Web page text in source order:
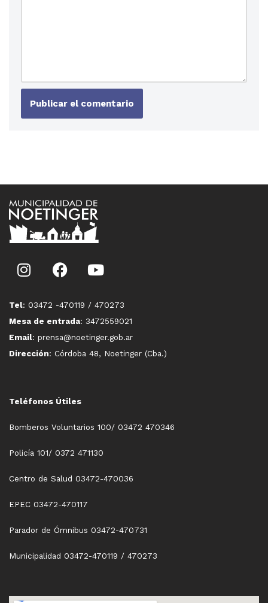
Tel: 03472 -470119 / 470273
Mesa de entrada: 3472559021
Email: prensa@noetinger.gob.ar
Dirección: Córdoba 48, Noetinger (Cba.)
Teléfonos Útiles
Bomberos Voluntarios 100/ 03472 470346
Policía 101/ 0372 471130
Centro de Salud 03472-470036
EPEC 03472-470117
Parador de Ómnibus 03472-470731
Municipalidad 03472-470119 / 470273